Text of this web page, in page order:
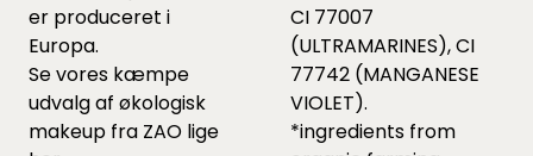
er produceret i
Europa.
Se vores kæmpe
udvalg af økologisk
makeup fra ZAO lige
CI 77007
(ULTRAMARINES), CI
77742 (MANGANESE
VIOLET).
*ingredients from